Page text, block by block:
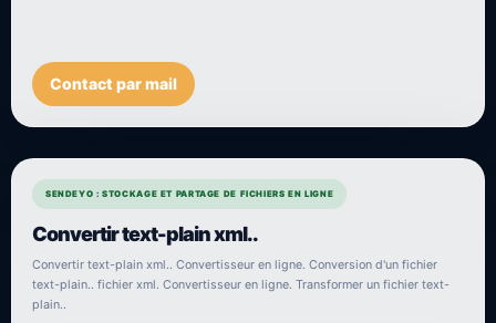
Contact par mail
SENDEYO : STOCKAGE ET PARTAGE DE FICHIERS EN LIGNE
Convertir text-plain xml..
Convertir text-plain xml.. Convertisseur en ligne. Conversion d'un fichier
text-plain.. fichier xml. Convertisseur en ligne. Transformer un fichier text-
plain..